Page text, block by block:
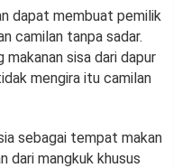
dapat membuat pemilik
camilan tanpa sadar.
makanan sisa dari dapur
mengira itu camilan
sebagai tempat makan
dari mangkuk khusus